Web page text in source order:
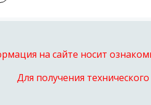
на сайте носит
Для получения